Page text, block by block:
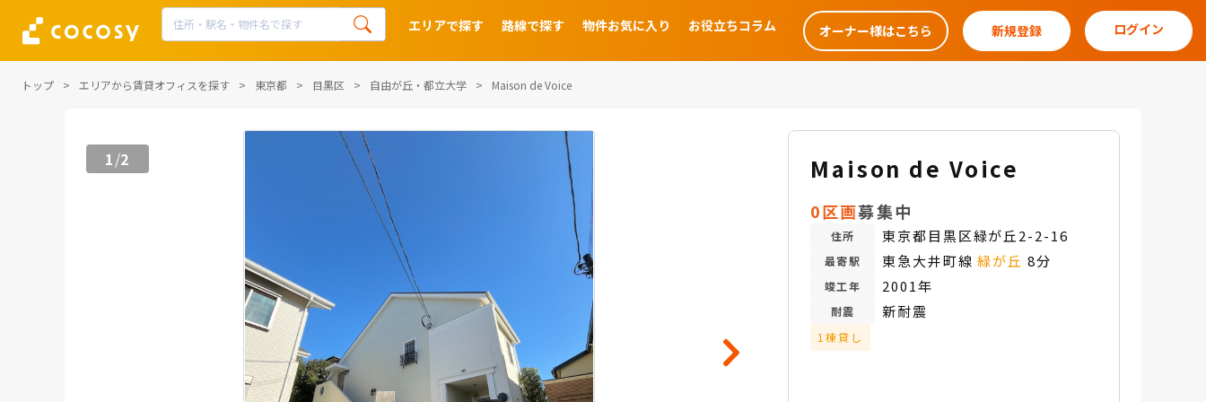
エリアで探す 路線で探す 物件お気に入り お役立ちコラム オーナー様はこちら 新規登録 ログイン
トップ エリアから賃貸オフィスを探す 東京都 目黒区 自由が丘・都立大学 Maison de Voice
1/2 Maison de Voice
0区画募集中
住所 東京都目黒区緑が丘2-2-16
最寄駅 東急大井町線緑が丘 8分
竣工年 2001年
耐震 新耐震
1棟貸し